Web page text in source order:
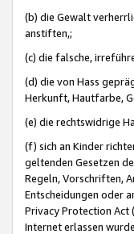
(b) die Gewalt
anstiften,;
(c) die falsche,
(d) die von Hass
Herkunft, Hautfarbe,
(e) die rechtswidrige
(f) sich an Kinder
geltenden Gesetzen
Regeln, Vorschriften,
Entscheidungen oder
Privacy Protection Act
Internet erlassen